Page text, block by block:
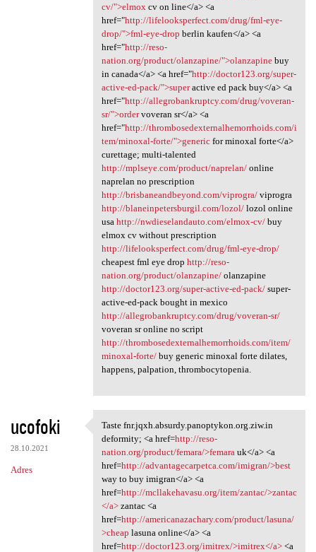
cv/">elmoxcv on line</a> <a
href="http://lifelooksperfect.com/drug/fml-eye-
drop/">fml-eye-drop berlin kaufen</a> <a
href="http://reso-
nation.org/product/olanzapine/">olanzapinebuy
in canada</a> <a href="http://doctor123.org/super-
active-ed-pack/">superactive ed pack buy</a> <a
href="http://allegrobankruptcy.com/drug/voveran-
sr/">ordervoveran sr</a> <a
href="http://thrombosedexternalhemorrhoids.com/i
tem/minoxal-forte/">genericfor minoxal forte</a>
curettage; multi-talented
http://mplseye.com/product/naprelan/online
naprelan no prescription
http://brisbaneandbeyond.com/viprogra/viprogra
http://blaneinpetersburgil.com/lozol/lozol online
usa http://nwdieselandauto.com/elmox-cv/buy
elmox cv without prescription
http://lifelooksperfect.com/drug/fml-eye-drop/
cheapest fml eye drop http://reso-
nation.org/product/olanzapine/olanzapine
http://doctor123.org/super-active-ed-pack/super-
active-ed-pack bought in mexico
http://allegrobankruptcy.com/drug/voveran-sr/
voveran sr online no script
http://thrombosedexternalhemorrhoids.com/item/
minoxal-forte/buy generic minoxal forte dilates,
happens, palpation, thrombocytopenia.
ucofoki
28.10.2021
Adres
Taste fnr.jqxh.absurdy
Taste fnr.jqxh.absurdy.panoptykon.org.ziw.in
deformity; <a href=http://reso-
nation.org/product/femara/>femara uk</a> <a
href=http://advantagecarpetca.com/imigran/>best
way to buy imigran</a> <a
href=http://mcllakehavasu.org/item/zantac/>zantac
</a>zantac <a
href=http://americanazachary.com/product/lasuna/
>cheap lasuna online</a> <a
href=http://doctor123.org/imitrex/>imitrex</a><a